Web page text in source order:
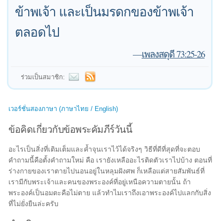
ข้าพเจ้า และเป็นมรดกของข้าพเจ้า
ตลอดไป
—เพลงสดุดี 73:25-26
ร่วมเป็นสมาชิก:
เวอร์ชั่นสองภาษา (ภาษาไทย / English)
ข้อคิดเกี่ยวกับข้อพระคัมภีร์วันนี้
อะไรเป็นสิ่งที่เติมเต็มและค้ำจุนเราไว้ได้จริงๆ วิธีที่ดีที่สุดที่จะตอบ
คำถามนี้คือตั้งคำถามใหม่ คือ เรายังเหลืออะไรติดตัวเราไปบ้าง ตอนที่
ร่างกายของเราตายไปนอนอยู่ในหลุมฝังศพ ก็เหลือแต่สายสัมพันธ์ที่
เรามีกับพระเจ้าและคนของพระองค์ที่อยู่เหนือความตายนั้น ถ้า
พระองค์เป็นอมตะคือไม่ตาย แล้วทำไมเราถึงเอาพระองค์ไปแลกกับสิ่ง
ที่ไม่ยั่งยืนล่ะครับ